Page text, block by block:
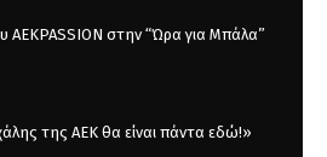
AEKPASSION στην “Ώρα για Μπάλα”
της ΑΕΚ θα είναι πάντα εδώ!»